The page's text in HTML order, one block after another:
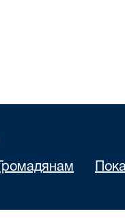
Громадянам